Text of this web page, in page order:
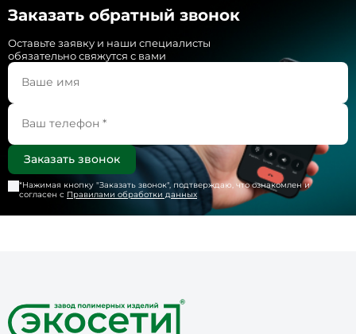
Заказать обратный звонок
Оставьте заявку и наши специалисты
обязательно свяжутся с вами
*Нажимая кнопку "Заказать звонок", подтверждаю, что ознакомлен и
согласен с Правилами обработки данных